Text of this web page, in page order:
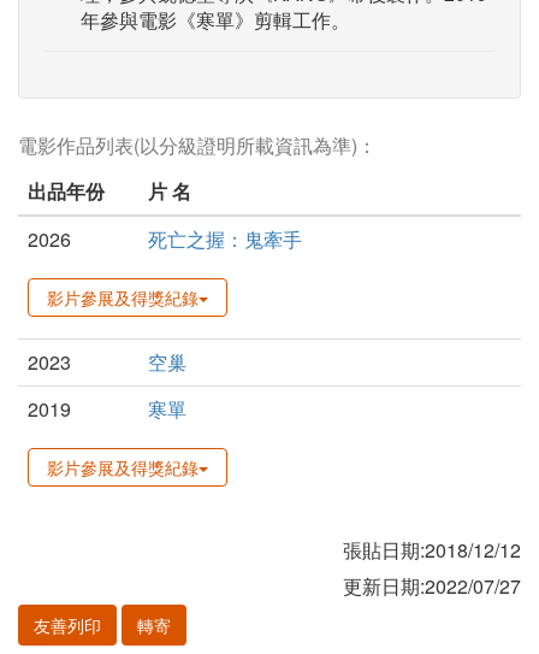
年參與電影《寒單》剪輯工作。
電影作品列表(以分級證明所載資訊為準)：
出品年份
片 名
2026
死亡之握：鬼牽手
影片參展及得獎紀錄
2023
空巢
2019
寒單
影片參展及得獎紀錄
張貼日期:2018/12/12
更新日期:2022/07/27
友善列印 轉寄